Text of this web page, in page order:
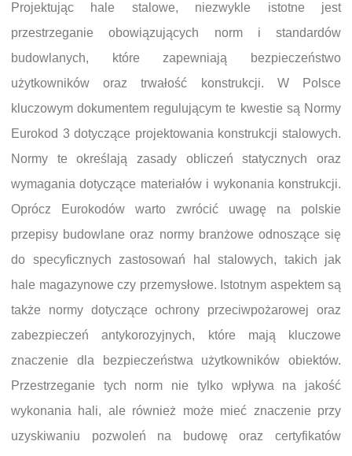
Projektując hale stalowe, niezwykle istotne jest
przestrzeganie obowiązujących norm i standardów
budowlanych, które zapewniają bezpieczeństwo
użytkowników oraz trwałość konstrukcji. W Polsce
kluczowym dokumentem regulującym te kwestie są Normy
Eurokod 3 dotyczące projektowania konstrukcji stalowych.
Normy te określają zasady obliczeń statycznych oraz
wymagania dotyczące materiałów i wykonania konstrukcji.
Oprócz Eurokodów warto zwrócić uwagę na polskie
przepisy budowlane oraz normy branżowe odnoszące się
do specyficznych zastosowań hal stalowych, takich jak
hale magazynowe czy przemysłowe. Istotnym aspektem są
także normy dotyczące ochrony przeciwpożarowej oraz
zabezpieczeń antykorozyjnych, które mają kluczowe
znaczenie dla bezpieczeństwa użytkowników obiektów.
Przestrzeganie tych norm nie tylko wpływa na jakość
wykonania hali, ale również może mieć znaczenie przy
uzyskiwaniu pozwoleń na budowę oraz certyfikatów